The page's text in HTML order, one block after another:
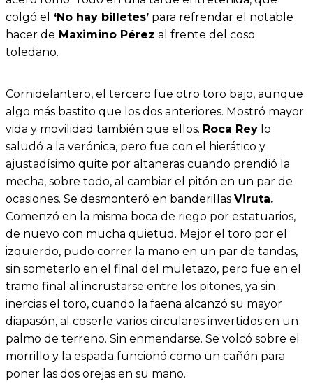
colgó el
‘No hay billetes’ para refrendar el notable
hacer de Maximino Pérez al frente del coso
toledano.
Cornidelantero, el tercero fue otro toro bajo, aunque
algo más bastito que los dos anteriores. Mostró mayor
vida y movilidad también que ellos. Roca Rey lo
saludó a la verónica, pero fue con el hierático y
ajustadísimo quite por altaneras cuando prendió la
mecha, sobre todo, al cambiar el pitón en un par de
ocasiones. Se desmonteró en banderillas Viruta.
Comenzó en la misma boca de riego por estatuarios,
de nuevo con mucha quietud. Mejor el toro por el
izquierdo, pudo correr la mano en un par de tandas,
sin someterlo en el final del muletazo, pero fue en el
tramo final al incrustarse entre los pitones, ya sin
inercias el toro, cuando la faena alcanzó su mayor
diapasón, al coserle varios circulares invertidos en un
palmo de terreno. Sin enmendarse. Se volcó sobre el
morrillo y la espada funcionó como un cañón para
poner las dos orejas en su mano.